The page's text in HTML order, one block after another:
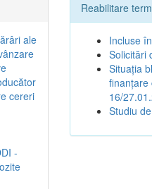
Reabilitare
Incluse
Solicitări
Situația
finanțare
16/
Studiu
ale
cereri
-